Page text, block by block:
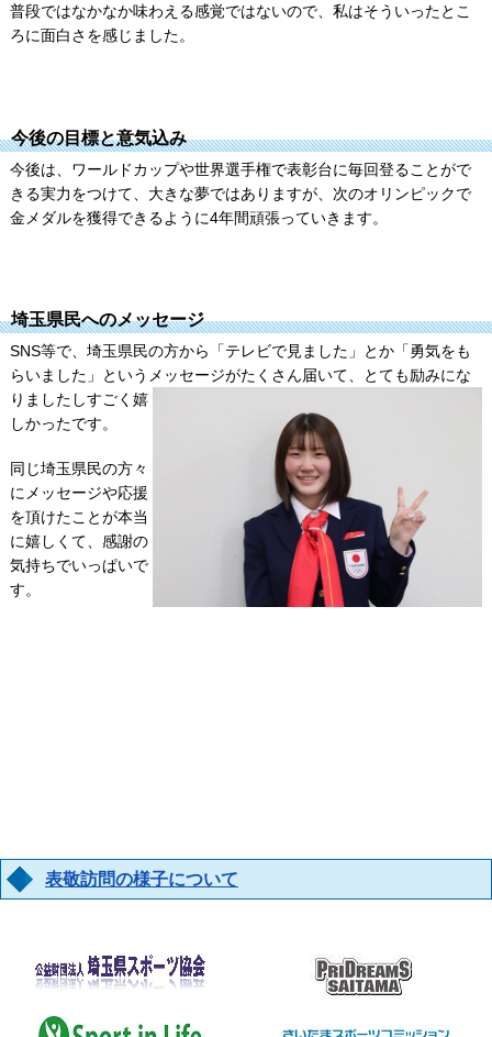
普段ではなかなか味わえる感覚ではないので、私はそういったとこ
ろに面白さを感じました。
今後の目標と意気込み
今後は、ワールドカップや世界選手権で表彰台に毎回登ることがで
きる実力をつけて、大きな夢ではありますが、次のオリンピックで
金メダルを獲得できるように4年間頑張っていきます。
埼玉県民へのメッセージ
SNS等で、埼玉県民の方から「テレビで見ました」とか「勇気をも
らいました」というメッセージがたくさん届いて、とても励みにな
りましたしすごく嬉
しかったです。
同じ埼玉県民の方々
にメッセージや応援
を頂けたことが本当
に嬉しくて、感謝の
気持ちでいっぱいで
す。
表敬訪問の様子について